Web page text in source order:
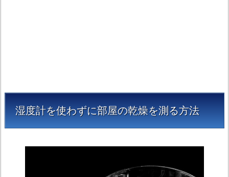
湿度計を使わずに部屋の乾燥を測る方法